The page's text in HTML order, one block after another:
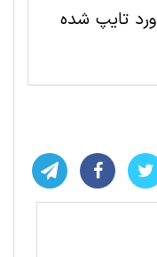
تایپ شده